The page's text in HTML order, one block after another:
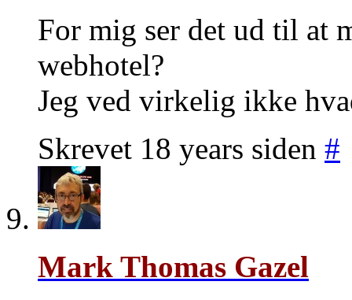
For mig ser det ud til at
webhotel?
Jeg ved virkelig ikke
Skrevet 18 years siden #
Mark Thomas Gazel